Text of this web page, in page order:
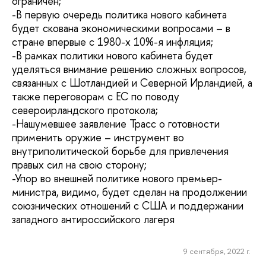
-В первую очередь политика нового кабинета
будет скована экономическими вопросами – в
стране впервые с 1980-х 10%-я инфляция;
-В рамках политики нового кабинета будет
уделяться внимание решению сложных вопросов,
связанных с Шотландией и Северной Ирландией, а
также переговорам с ЕС по поводу
североирландского протокола;
-Нашумевшее заявление Трасс о готовности
применить оружие – инструмент во
внутриполитической борьбе для привлечения
правых сил на свою сторону;
-Упор во внешней политике нового премьер-
министра, видимо, будет сделан на продолжении
союзнических отношений с США и поддержании
западного антироссийского лагеря
9 сентября, 2022 г.